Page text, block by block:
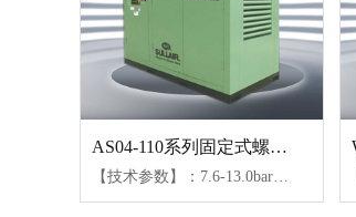
AS04-110系列固定式螺杆空压机
【技术参数】：7.6-13.0bar、0.4-20.1m³/min【可选配置】：SULL润滑油、24KT润滑油